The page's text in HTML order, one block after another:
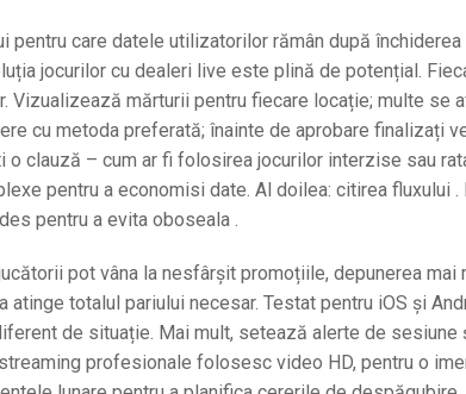
pentru care datele utilizatorilor rămân după
jocurilor cu dealeri live este plină de potențial.
Vizualizează mărturii pentru fiecare locație; multe se
cu metoda preferată; înainte de aprobare finalizați
o clauză – cum ar fi folosirea jocurilor interzise sau
pentru a economisi date. Al doilea: citirea fluxului
pentru a evita oboseala .
pot vâna la nesfârșit promoțiile, depunerea
atinge totalul pariului necesar. Testat pentru iOS și
de situație. Mai mult, setează alerte de sesiune
profesionale folosesc video HD, pentru o